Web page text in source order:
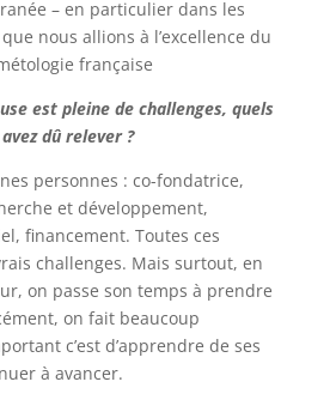
– en particulier dans les
nous allions à l’excellence du
française
est pleine de challenges, quels
dû relever ?
personnes : co-fondatrice,
et développement,
financement. Toutes ces
challenges. Mais surtout, en
on passe son temps à prendre
on fait beaucoup
c’est d’apprendre de ses
à avancer.